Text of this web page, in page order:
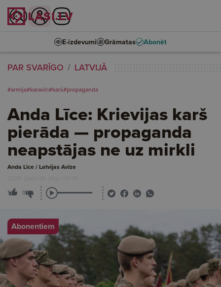
E-izdevumi Grāmatas Abonēt
PAR SVARĪGO LATVIJĀ
#armija#karavīri#karš#propaganda
Anda Līce: Krievijas karš
pierāda — propaganda
neapstājas ne uz mirkli
Anda Līce / Latvijas Avīze
2026. gada 06. jūlijs, 00:00
1 0
Abonentiem